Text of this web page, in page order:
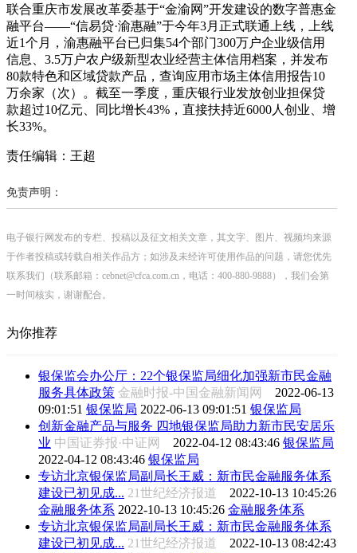
联合重庆市发展改革委基于“金渝网”开发建设的数字普惠金
融平台——“信易贷·渝惠融”于今年3月正式联通上线，上线
近1个月，渝惠融平台已归集54个部门300万户企业级信用
信息、3.5万户农户级新型农业经营主体信用档案，并发布
80款特色和区域贷款产品，查询应用市场主体信用报告10
万余家（次）。截至一季度，重庆银行业发放创业担保贷
款超过10亿元、同比增长43%，直接扶持近6000人创业、增
长33%。
责任编辑：王超
免责声明：
电子银行网发布的专栏、投稿以及征文相关文章，其文字、图片、视频均来源
于作者投稿或转载自相关作品方；如涉及未经许可使用作品的问题，请您优先
联系我们（联系邮箱：cebnet@cfca.com.cn，电话：400-880-9888），我们会第
一时间核实，谢谢配合。
为你推荐
银保监会办公厅：22个银保监局细化加强新市民金融
服务具体政策 金融时报-中国金融新闻网 2022-06-13
09:01:51 银保监局 2022-06-13 09:01:51 银保监局
创新金融产品与服务 四地银保监局助力新市民安居乐
业 中国证券报·中证网 2022-04-12 08:43:46 银保监局
2022-04-12 08:43:46 银保监局
专访北京银保监局副局长王威：新市民金融服务体系
建设已初见成... 21世纪经济报道 2022-10-13 10:45:26
金融服务体系 2022-10-13 10:45:26 金融服务体系
专访北京银保监局副局长王威：新市民金融服务体系
建设已初见成... 21世纪经济报道 2022-10-13 08:42:43